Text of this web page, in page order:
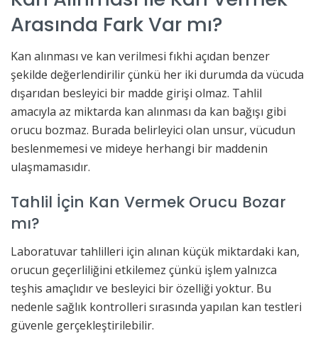
Arasında Fark Var mı?
Kan alınması ve kan verilmesi fıkhi açıdan benzer
şekilde değerlendirilir çünkü her iki durumda da vücuda
dışarıdan besleyici bir madde girişi olmaz. Tahlil
amacıyla az miktarda kan alınması da kan bağışı gibi
orucu bozmaz. Burada belirleyici olan unsur, vücudun
beslenmemesi ve mideye herhangi bir maddenin
ulaşmamasıdır.
Tahlil İçin Kan Vermek Orucu Bozar
mı?
Laboratuvar tahlilleri için alınan küçük miktardaki kan,
orucun geçerliliğini etkilemez çünkü işlem yalnızca
teşhis amaçlıdır ve besleyici bir özelliği yoktur. Bu
nedenle sağlık kontrolleri sırasında yapılan kan testleri
güvenle gerçekleştirilebilir.